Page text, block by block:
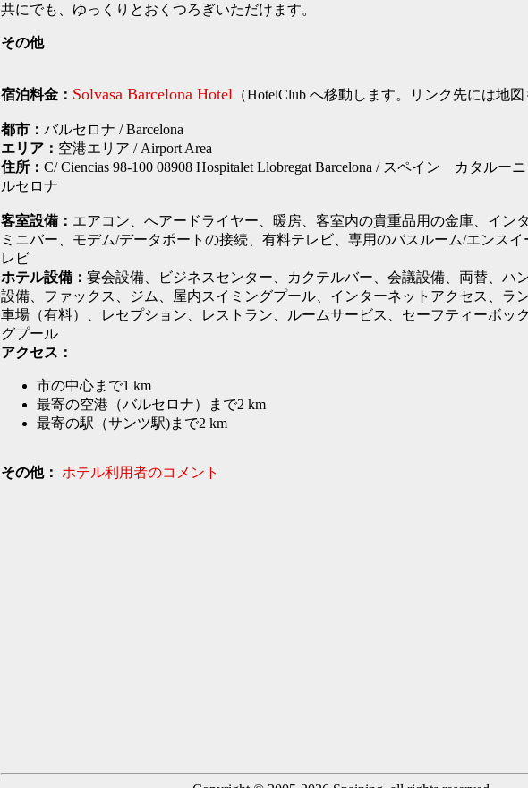
共にでも、ゆっくりとおくつろぎいただけます。
その他
宿泊料金： Solvasa Barcelona Hotel （HotelClub へ移動します。リンク先には地図
都市： バルセロナ / Barcelona
エリア： 空港エリア / Airport Area
住所： C/ Ciencias 98-100 08908 Hospitalet Llobregat Barcelona / スペイン カタル
ルセロナ
客室設備： エアコン、へアードライヤー、暖房、客室内の貴重品用の金庫、イン
ミニバー、モデム/データポートの接続、有料テレビ、専用のバスルーム/エンス
レビ
ホテル設備： 宴会設備、ビジネスセンター、カクテルバー、会議設備、両替、ハ
設備、ファックス、ジム、屋内スイミングプール、インターネットアクセス、ラ
車場（有料）、レセプション、レストラン、ルームサービス、セーフティーボッ
グプール
アクセス：
市の中心まで1 km
最寄の空港（バルセロナ）まで2 km
最寄の駅（サンツ駅)まで2 km
その他： ホテル利用者のコメント